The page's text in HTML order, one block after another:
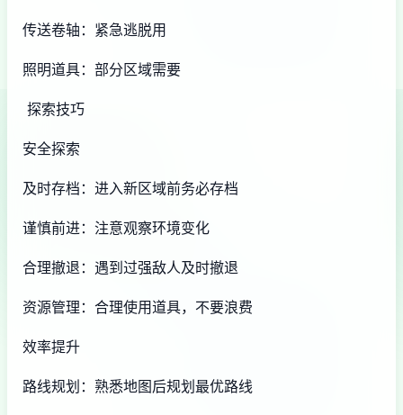
传送卷轴：紧急逃脱用
照明道具：部分区域需要
探索技巧
安全探索
及时存档：进入新区域前务必存档
谨慎前进：注意观察环境变化
合理撤退：遇到过强敌人及时撤退
资源管理：合理使用道具，不要浪费
效率提升
路线规划：熟悉地图后规划最优路线